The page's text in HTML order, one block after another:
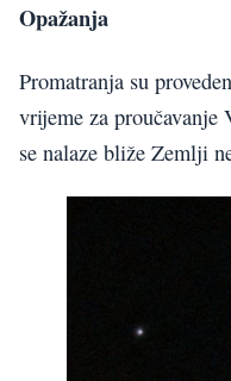
Opažanja
Promatranja su
vrijeme za proučavanje
se nalaze bliže Zemlji